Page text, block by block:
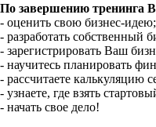
По завершению тренинга
- оценить свою бизнес-идею;
- разработать собственный
- зарегистрировать Ваш
- научитесь планировать
- рассчитаете калькуляцию
- узнаете, где взять
- начать свое дело!